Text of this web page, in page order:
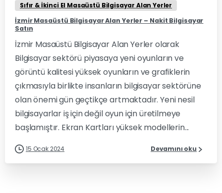
Sıfır & İkinci El Masaüstü Bilgisayar Alan Yerler
İzmir Masaüstü Bilgisayar Alan Yerler – Nakit Bilgisayar
Satın
İzmir Masaüstü Bilgisayar Alan Yerler olarak
Bilgisayar sektörü piyasaya yeni oyunların ve
görüntü kalitesi yüksek oyunların ve grafiklerin
çıkmasıyla birlikte insanların bilgisayar sektörüne
olan önemi gün geçtikçe artmaktadır. Yeni nesil
bilgisayarlar iş için değil oyun için üretilmeye
başlamıştır. Ekran Kartları yüksek modellerin...
15 Ocak 2024 Devamını oku